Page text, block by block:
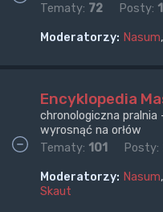
Tematy: 72 Posty:
Moderatorzy: Nasum,
Encyklopedia
chronologiczna pralnia
wyrosnąć na orłów
Tematy: 101 Posty:
Moderatorzy: Nasum,
Skaut